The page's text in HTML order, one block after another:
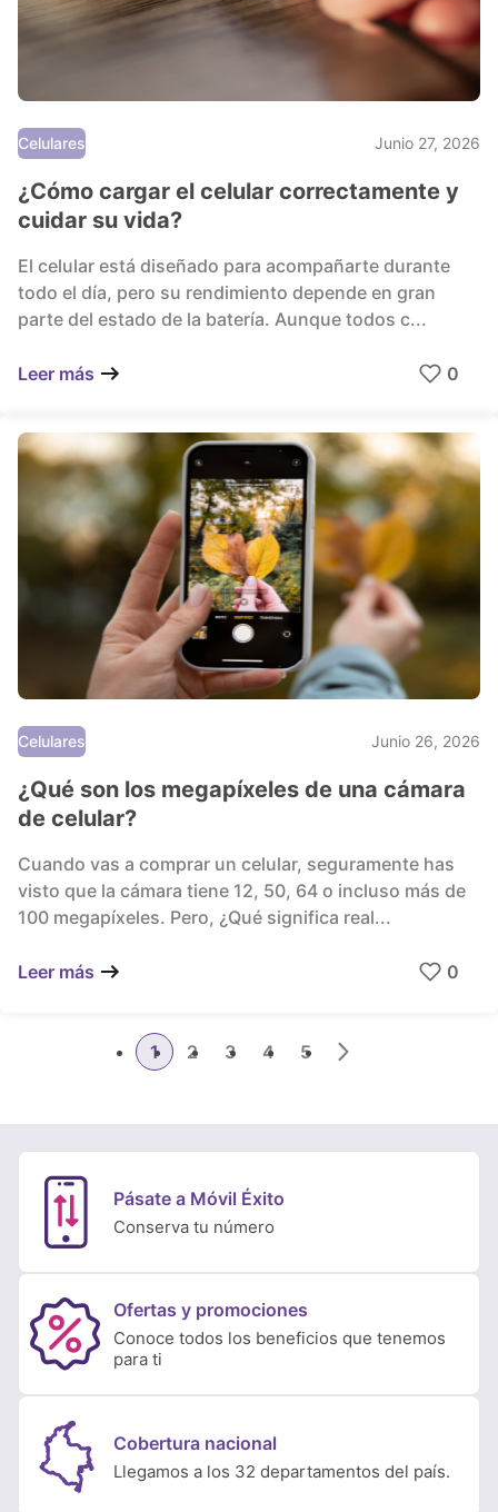
Celulares Junio 27, 2026
¿Cómo cargar el celular correctamente y
cuidar su vida?
El celular está diseñado para acompañarte durante
todo el día, pero su rendimiento depende en gran
parte del estado de la batería. Aunque todos c...
Leer más 0
Celulares Junio 26, 2026
¿Qué son los megapíxeles de una cámara
de celular?
Cuando vas a comprar un celular, seguramente has
visto que la cámara tiene 12, 50, 64 o incluso más de
100 megapíxeles. Pero, ¿Qué significa real...
Leer más 0
1 2 3 4 5
Pásate a Móvil Éxito
Conserva tu número
Ofertas y promociones
Conoce todos los beneficios que tenemos
para ti
Cobertura nacional
Llegamos a los 32 departamentos del país.